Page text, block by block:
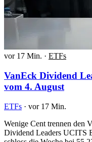
vor 17 Min. · ETFs
VanEck Dividend
vom 4. August
ETFs · vor 17 Min.
Wenige Cent trennen den
Dividend Leaders UCITS